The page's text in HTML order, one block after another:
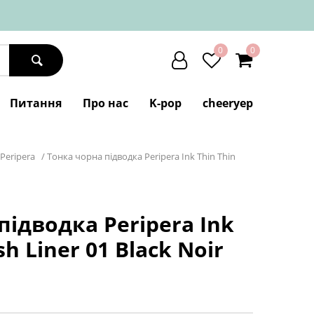
0 0
Питання Про нас K-pop cheeryep
Peripera /Тонка чорна підводка Peripera Ink Thin Thin
Peripera Ink
Liner 01 Black Noir